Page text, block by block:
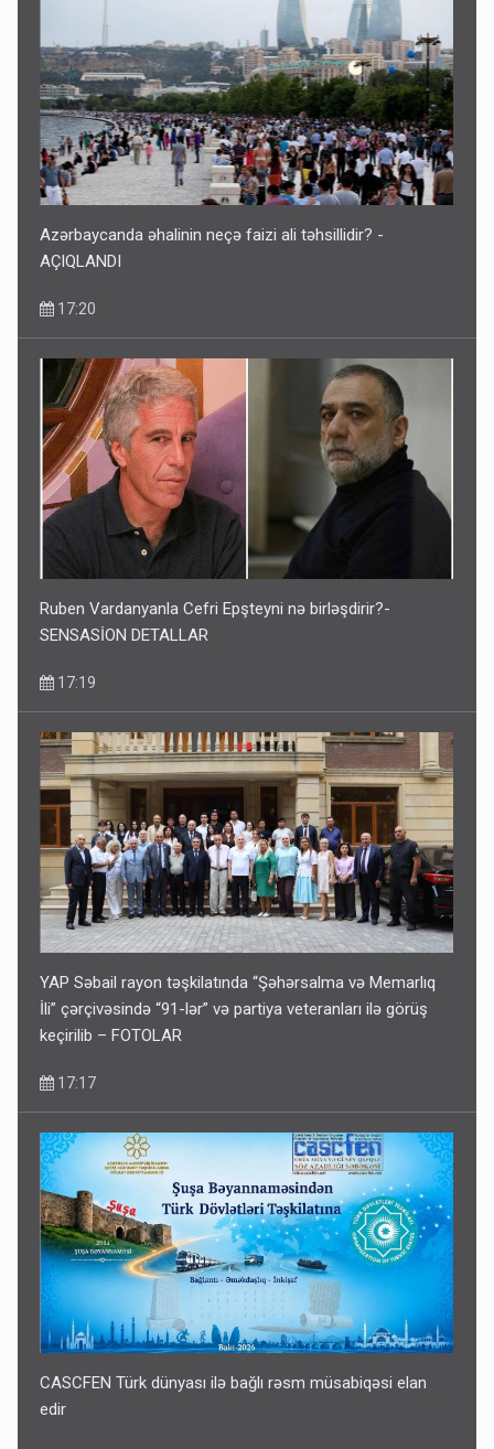
Azərbaycanda əhalinin neçə faizi ali təhsillidir? -
AÇIQLANDI
17:20
Ruben Vardanyanla Cefri Epşteyni nə birləşdirir?-
SENSASİON DETALLAR
17:19
YAP Səbail rayon təşkilatında “Şəhərsalma və Memarlıq
İli” çərçivəsində “91-lər” və partiya veteranları ilə görüş
keçirilib – FOTOLAR
17:17
CASCFEN Türk dünyası ilə bağlı rəsm müsabiqəsi elan
edir